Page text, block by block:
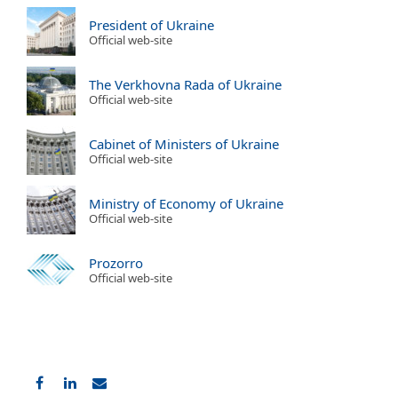
President of Ukraine
Official web-site
The Verkhovna Rada of Ukraine
Official web-site
Cabinet of Ministers of Ukraine
Official web-site
Ministry of Economy of Ukraine
Official web-site
Prozorro
Official web-site